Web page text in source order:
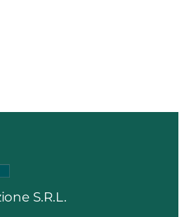
S.R.L.